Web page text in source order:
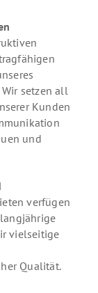
setzen all
Kunden
und
verfügen
vielseitige
Qualität.